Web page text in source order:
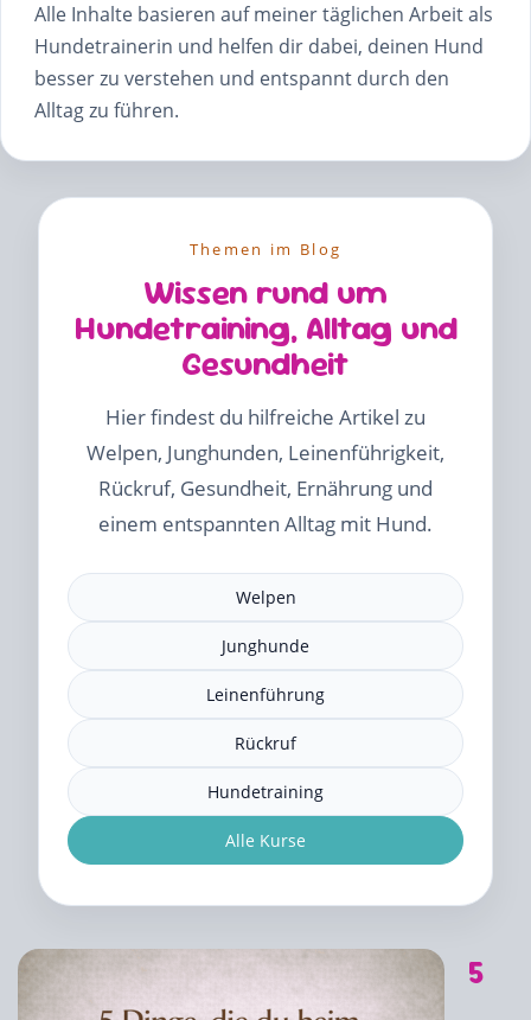
Alle Inhalte basieren auf meiner täglichen Arbeit als
Hundetrainerin und helfen dir dabei, deinen Hund
besser zu verstehen und entspannt durch den
Alltag zu führen.
Themen im Blog
Wissen rund um
Hundetraining, Alltag und
Gesundheit
Hier findest du hilfreiche Artikel zu
Welpen, Junghunden, Leinenführigkeit,
Rückruf, Gesundheit, Ernährung und
einem entspannten Alltag mit Hund.
Welpen
Junghunde
Leinenführung
Rückruf
Hundetraining
Alle Kurse
5